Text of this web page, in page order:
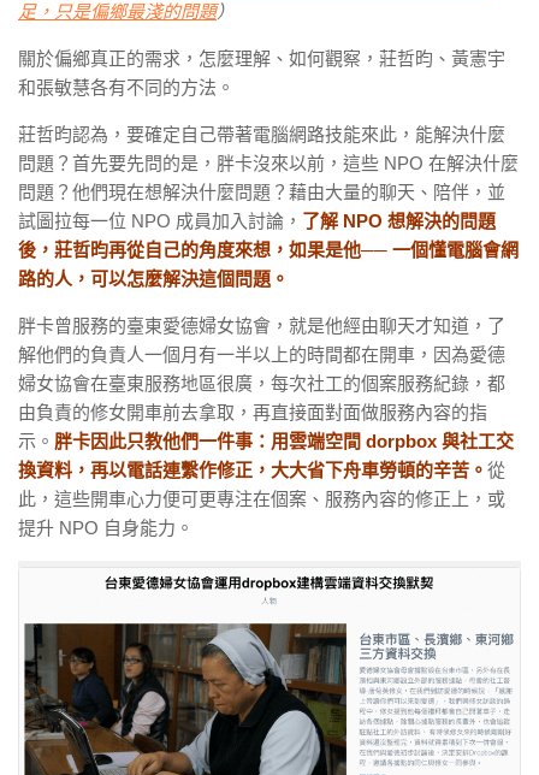
足，只是偏鄉最淺的問題）
關於偏鄉真正的需求，怎麼理解、如何觀察，莊哲昀、黃憲宇
和張敏慧各有不同的方法。
莊哲昀認為，要確定自己帶著電腦網路技能來此，能解決什麼
問題？首先要先問的是，胖卡沒來以前，這些 NPO 在解決什麼
問題？他們現在想解決什麼問題？藉由大量的聊天、陪伴，並
試圖拉每一位 NPO 成員加入討論， 了解 NPO 想解決的問題
後，莊哲昀再從自己的角度來想，如果是他── 一個懂電腦會網
路的人，可以怎麼解決這個問題。
胖卡曾服務的臺東愛德婦女協會，就是他經由聊天才知道，了
解他們的負責人一個月有一半以上的時間都在開車，因為愛德
婦女協會在臺東服務地區很廣，每次社工的個案服務紀錄，都
由負責的修女開車前去拿取，再直接面對面做服務內容的指
示。 胖卡因此只教他們一件事：用雲端空間 dorpbox 與社工交
換資料，再以電話連繫作修正，大大省下舟車勞頓的辛苦。 從
此，這些開車心力便可更專注在個案、服務內容的修正上，或
提升 NPO 自身能力。